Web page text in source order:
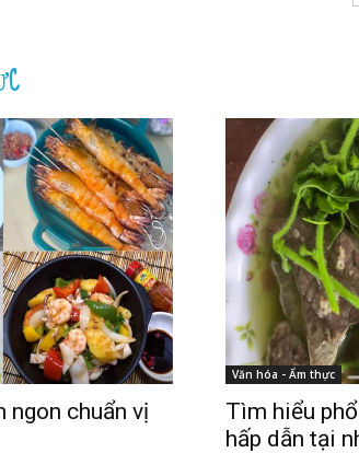
ngon chuẩn vị
Văn hóa - Ẩm thực
Tìm hiểu
hấp dẫn tại